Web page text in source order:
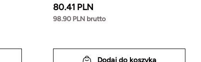
80.41 PLN
98.90 PLN brutto
Dodaj do koszyka